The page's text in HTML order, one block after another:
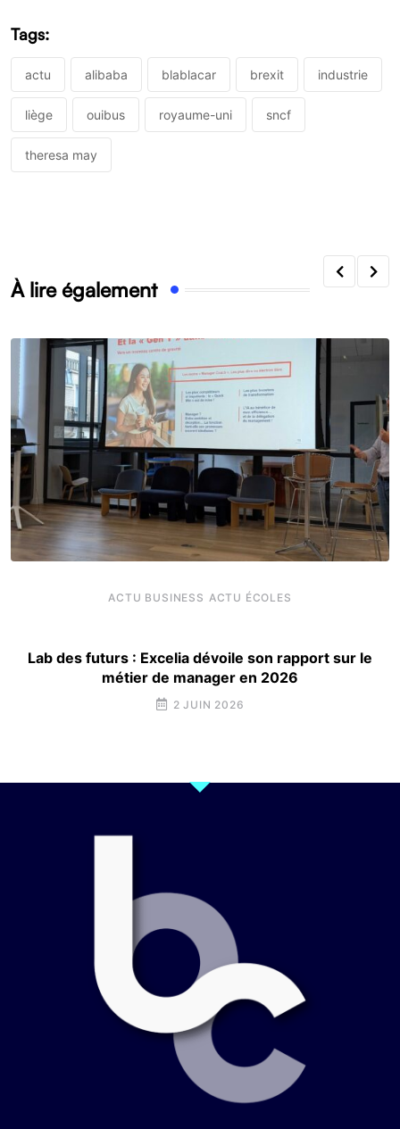
Tags:
actu alibaba blablacar brexit industrie
liège ouibus royaume-uni sncf
theresa may
À lire également
ACTU BUSINESS ACTU ÉCOLES
Lab des futurs : Excelia dévoile son rapport sur le
métier de manager en 2026
2 JUIN 2026